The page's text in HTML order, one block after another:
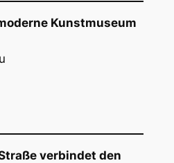
Kunstmuseum
verbindet den